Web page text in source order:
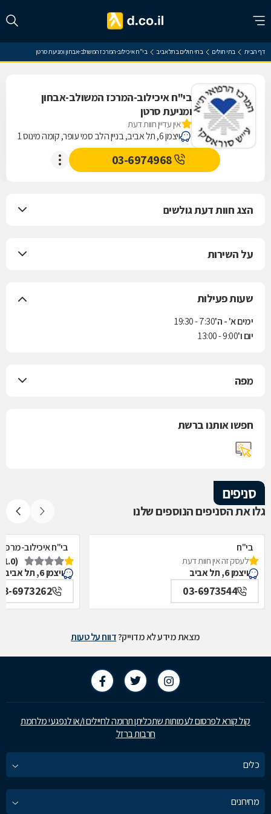
דף הבית בתי חולים בתי חולים בתל אביב בי"ח איכילוב-המרכז המשולב-אבחון ומניעת סרטן
בי"ח איכילוב-המרכז המשולב-אבחון
ומניעת סרטן
אין עדיין חוות דעת
ויצמן 6, תל אביב, בניין הלב סמי עופר, קומה מינוס 1
03-6974968
הצג חוות דעת גולשים
על השירות
שעות פעילות
ימים א' - ה'7:30 - 19:30
יום ו'9:00 - 13:00
מפה
חפשו אותנו ברשת
סניפים
גלו את הסניפים הנוספים שלנו
בי"ח
איכילוב-אף,אוזן,גרון,ניתוחי-ראש,צוואר,פה,לסתות-מערך,
תל אביב
לעסק זה אין חוות דעת
ויצמן 6, תל אביב
03-6973544
בי"ח איכילוב-
תל אביב
(1.0)
ויצמן 6, תל אביב
6973262
מצאת מידע לא מדוייק?דווח על טעות
קול קורא לפרסום לעמותות שתכליתן תרומה לחיילים ו/או לנפגעי מלחמת
חרבות ברזל
כלים
מחירונים